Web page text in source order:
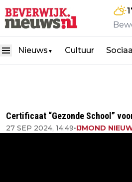
Nieuws ▼ Cultuur
Certificaat “Gezonde School”
27 SEP 2024, 14:49•IJMOND